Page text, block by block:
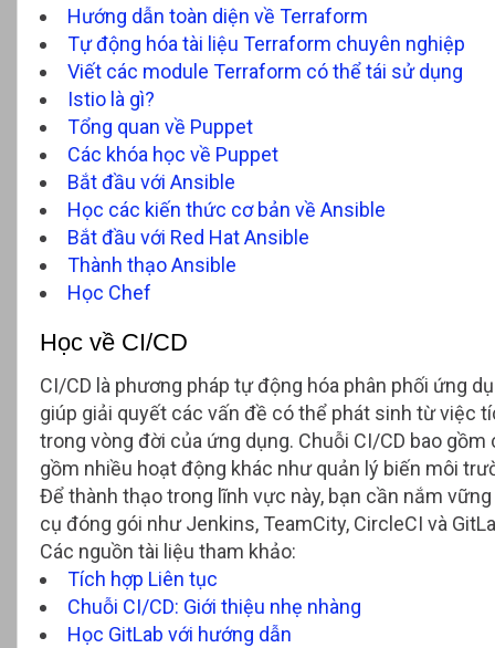
Hướng dẫn toàn diện về Terraform
Tự động hóa tài liệu Terraform chuyên nghiệp
Viết các module Terraform có thể tái sử dụng
Istio là gì?
Tổng quan về Puppet
Các khóa học về Puppet
Bắt đầu với Ansible
Học các kiến thức cơ bản về Ansible
Bắt đầu với Red Hat Ansible
Thành thạo Ansible
Học Chef
Học về CI/CD
CI/CD là phương pháp tự động hóa phân phối ứng
giúp giải quyết các vấn đề có thể phát sinh từ việc
trong vòng đời của ứng dụng. Chuỗi CI/CD bao
gồm nhiều hoạt động khác như quản lý biến môi
Để thành thạo trong lĩnh vực này, bạn cần nắm
cụ đóng gói như Jenkins, TeamCity, CircleCI và
Các nguồn tài liệu tham khảo:
Tích hợp Liên tục
Chuỗi CI/CD: Giới thiệu nhẹ nhàng
Học GitLab với hướng dẫn